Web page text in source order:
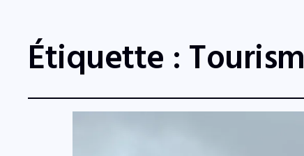
Étiquette :